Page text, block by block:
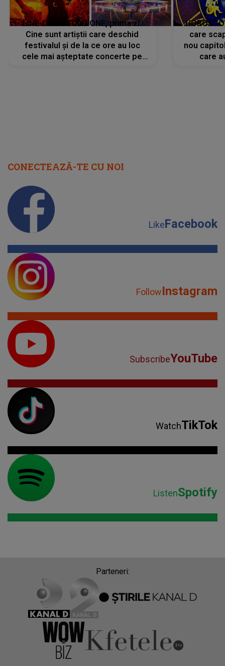
LINE-UP UNTOLD ONE, prima zi.
Cine sunt artiștii care deschid
festivalul și de la ce ore au loc
cele mai așteptate concerte pe
care
nou
care
CONECTEAZĂ-TE CU NOI
LikeFacebook
FollowInstagram
SubscribeYouTube
WatchTikTok
ListenSpotify
Parteneri: